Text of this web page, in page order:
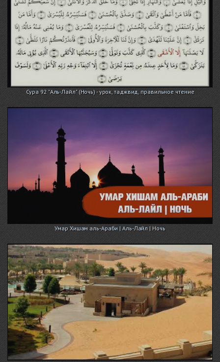
Сура 92 "Аль-Лайл" (Ночь) - урок, таджвид, правильное чтение
Умар Хишам аль-Араби | Аль-Лайл | Ночь